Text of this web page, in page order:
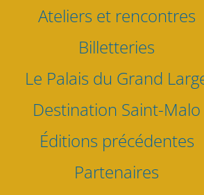
Ateliers et rencontres
Billetteries
Le Palais du Grand
Destination Saint-Malo
Éditions précédentes
Partenaires